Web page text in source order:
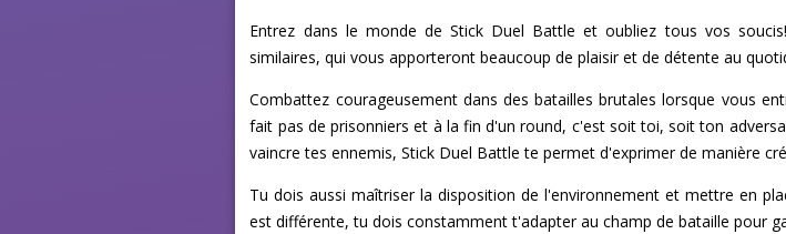
Entrez dans le monde de Stick Duel Battle et oubliez tous vos
similaires, qui vous apporteront beaucoup de plaisir et de détente au
Combattez courageusement dans des batailles brutales lorsque vous
fait pas de prisonniers et à la fin d'un round, c'est soit toi, soit ton
vaincre tes ennemis, Stick Duel Battle te permet d'exprimer de manière
Tu dois aussi maîtriser la disposition de l'environnement et mettre en
est différente, tu dois constamment t'adapter au champ de bataille pour